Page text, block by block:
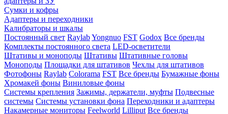
Сумки и кофры
Адаптеры и переходники
Калибраторы и шкалы
Постоянный свет RaylabYongnuo FST Godox Все бренды
Комплекты постоянного света LED-осветители
Штативы и моноподы Штативы Штативные головы
Моноподы Площадки для штативов Чехлы для штативов
Фотофоны Raylab Colorama FST Все бренды Бумажные фоны
Хромакей фоны Виниловые фоны
Системы крепления Зажимы, держатели, муфты Подвесные
системы Системы установки фона Переходники и адаптеры
Накамерные мониторы Feelworld Lilliput Все бренды